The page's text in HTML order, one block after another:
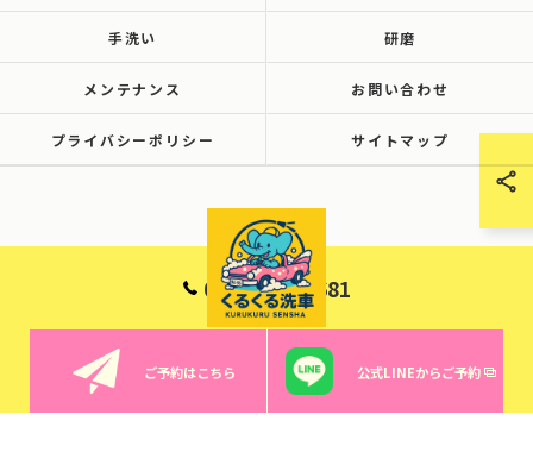
090-6001-8681
ご予約はこちら 公式LINEからご予約
手洗い 研磨
メンテナンス お問い合わせ
プライバシーポリシー サイトマップ
© 2026 群馬で洗車ならくるくる洗車 ALL RIGHTS RESERVED.